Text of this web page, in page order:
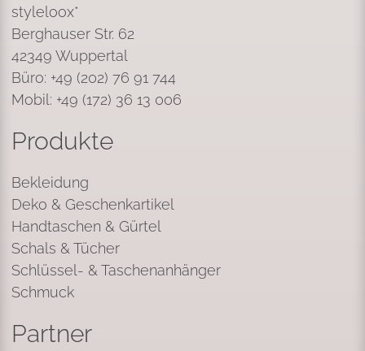
styleloox*
Berghauser Str. 62
42349 Wuppertal
Büro: +49 (202) 76 91 744
Mobil: +49 (172) 36 13 006
Produkte
Bekleidung
Deko & Geschenkartikel
Handtaschen & Gürtel
Schals & Tücher
Schlüssel- & Taschenanhänger
Schmuck
Partner